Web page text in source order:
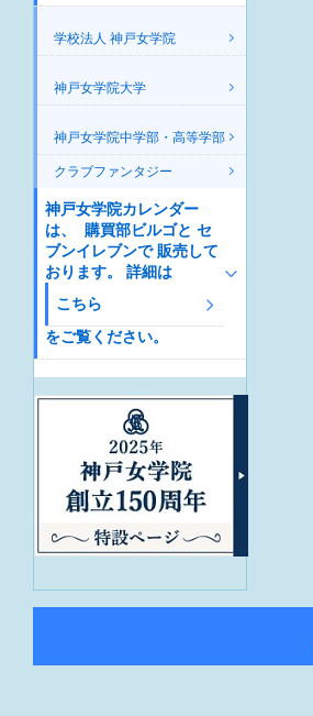
学校法人 神戸女学院
神戸女学院大学
神戸女学院中学部・高等学部
クラブファンタジー
神戸女学院カレンダー
は、 購買部ビルゴと セ
ブンイレブンで 販売して
おります。 詳細は
こちら
をご覧ください。